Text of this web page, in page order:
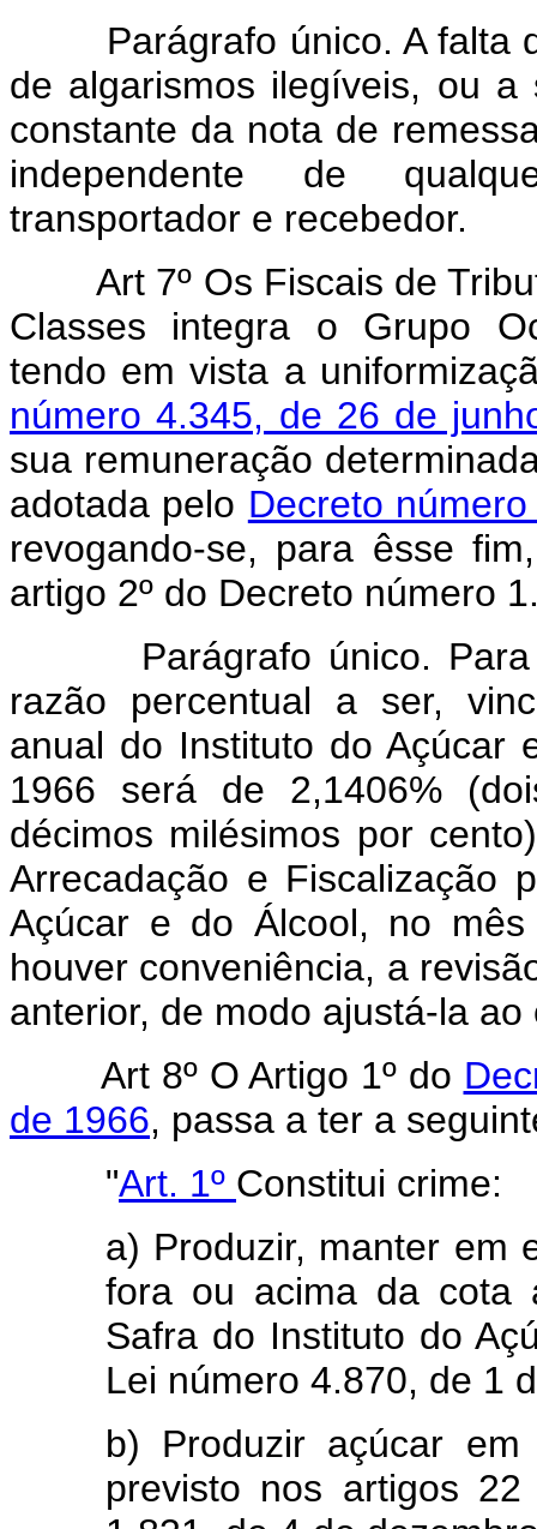
Parágrafo único. A falta
de algarismos ilegíveis, ou
constante da nota de
independente de
transportador e recebedor.
Art 7º Os Fiscais de
Classes integra o Grupo
tendo em vista a
número 4.345, de 26 de
sua remuneração
adotada pelo Decreto
revogando-se, para êsse
artigo 2º do Decreto número
Parágrafo único. Para
razão percentual a ser,
anual do Instituto do Açúcar
1966 será de 2,1406%
décimos milésimos por
Arrecadação e Fiscalização
Açúcar e do Álcool, no
houver conveniência, a
anterior, de modo ajustá-la
Art 8º O Artigo 1º do
de 1966, passa a ter a
"Art. 1º Constitui crime:
a) Produzir, manter em
fora ou acima da cota
Safra do Instituto do
Lei número 4.870, de 1
b) Produzir açúcar em
previsto nos artigos